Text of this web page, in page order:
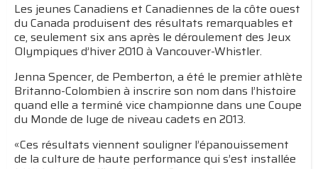
Les jeunes Canadiens et Canadiennes de la côte ouest
du Canada produisent des résultats remarquables et
ce, seulement six ans après le déroulement des Jeux
Olympiques d’hiver 2010 à Vancouver-Whistler.
Jenna Spencer, de Pemberton, a été le premier athlète
Britanno-Colombien à inscrire son nom dans l’histoire
quand elle a terminé vice championne dans une Coupe
du Monde de luge de niveau cadets en 2013.
«Ces résultats viennent souligner l’épanouissement
de la culture de haute performance qui s’est installée